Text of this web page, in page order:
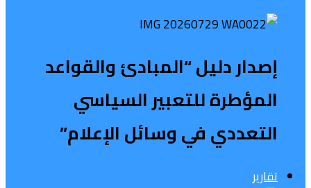
إصدار دليل “المبادئ والقواعد
المؤطرة للتعبير السياسي
التعددي في وسائل الإعلام”
تقارير